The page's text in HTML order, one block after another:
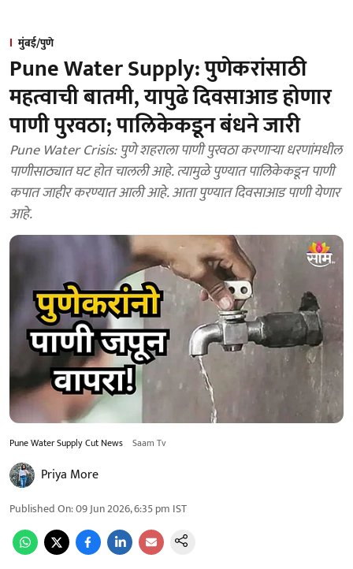
मुंबई/पुणे
Pune Water Supply: पुणेकरांसाठी
महत्वाची बातमी, यापुढे दिवसाआड होणार
पाणी पुरवठा; पालिकेकडून बंधने जारी
Pune Water Crisis: पुणे शहराला पाणी पुरवठा करणाऱ्या धरणांमधील
पाणीसाठ्यात घट होत चालली आहे. त्यामुळे पुण्यात पालिकेकडून पाणी
कपात जाहीर करण्यात आली आहे. आता पुण्यात दिवसाआड पाणी येणार
आहे.
Pune Water Supply Cut News Saam Tv
Priya More
Published On:09 Jun 2026, 6:35 pm IST